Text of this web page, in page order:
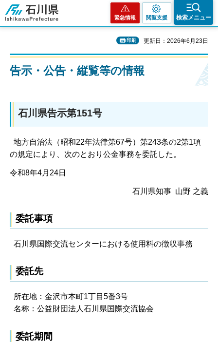
石川県
緊急情報 閲覧支援 検索メニュー
印刷 更新日：2026年6月23日
告示・公告・縦覧等の情報
石川県告示第151号
地方自治法（昭和22年法律第67号）第243条の2第1項
の規定により、次のとおり公金事務を委託した。
令和8年4月24日
石川県知事 山野 之義
委託事項
石川県国際交流センターにおける使用料の徴収事務
委託先
所在地：金沢市本町1丁目5番3号
名称：公益財団法人石川県国際交流協会
委託期間